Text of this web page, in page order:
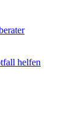
helfen